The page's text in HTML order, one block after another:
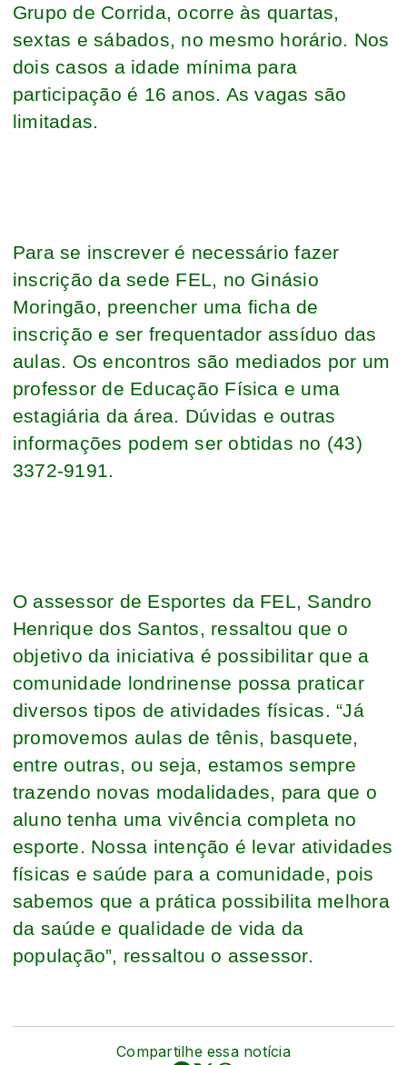
Grupo de Corrida, ocorre às quartas,
sextas e sábados, no mesmo horário. Nos
dois casos a idade mínima para
participação é 16 anos. As vagas são
limitadas.
Para se inscrever é necessário fazer
inscrição da sede FEL, no Ginásio
Moringão, preencher uma ficha de
inscrição e ser frequentador assíduo das
aulas. Os encontros são mediados por um
professor de Educação Física e uma
estagiária da área. Dúvidas e outras
informações podem ser obtidas no (43)
3372-9191.
O assessor de Esportes da FEL, Sandro
Henrique dos Santos, ressaltou que o
objetivo da iniciativa é possibilitar que a
comunidade londrinense possa praticar
diversos tipos de atividades físicas. “Já
promovemos aulas de tênis, basquete,
entre outras, ou seja, estamos sempre
trazendo novas modalidades, para que o
aluno tenha uma vivência completa no
esporte. Nossa intenção é levar atividades
físicas e saúde para a comunidade, pois
sabemos que a prática possibilita melhora
da saúde e qualidade de vida da
população”, ressaltou o assessor.
Compartilhe essa notícia